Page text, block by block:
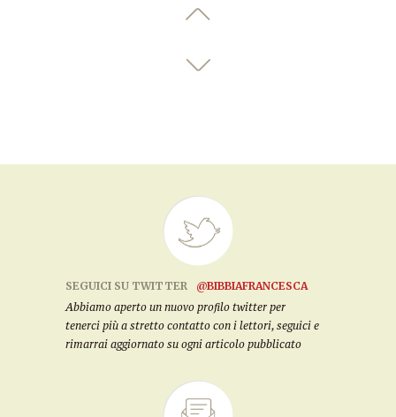
SEGUICI SU TWITTER
@BIBBIAFRANCESCA
Abbiamo aperto un nuovo profilo twitter per
tenerci più a stretto contatto con i lettori, seguici e
rimarrai aggiornato su ogni articolo pubblicato